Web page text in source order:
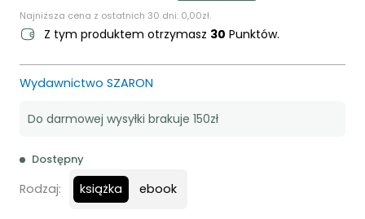
wynosiła:
39,90zł.
wynosi:
29,90zł.
Najniższa cena z ostatnich 30 dni: 0,00zł.
Z tym produktem otrzymasz 30 Punktów.
Wydawnictwo SZARON
Do darmowej wysyłki brakuje 150zł
Dostępny
Rodzaj: książka ebook